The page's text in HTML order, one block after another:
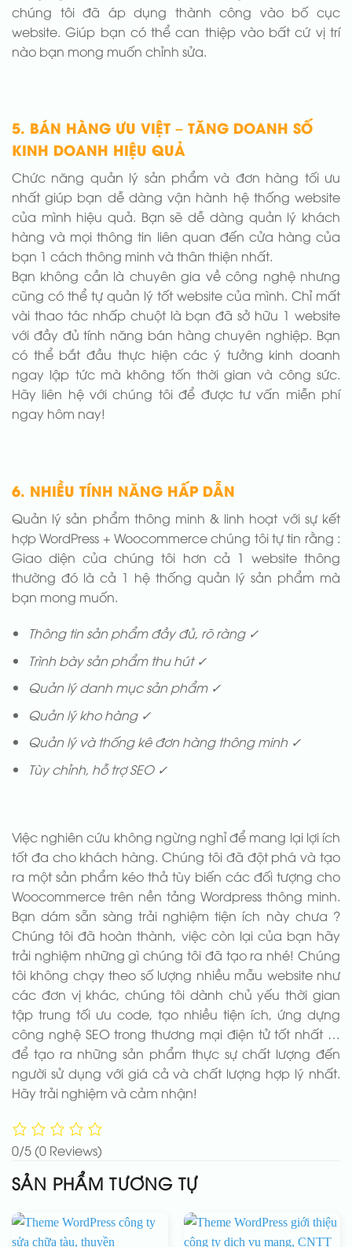
chúng tôi đã áp dụng thành công vào bố cục
website. Giúp bạn có thể can thiệp vào bất cứ vị trí
nào bạn mong muốn chỉnh sửa.
5. BÁN HÀNG ƯU VIỆT – TĂNG DOANH SỐ
KINH DOANH HIỆU QUẢ
Chức năng quản lý sản phẩm và đơn hàng tối ưu
nhất giúp bạn dễ dàng vận hành hệ thống website
của mình hiệu quả. Bạn sẽ dễ dàng quản lý khách
hàng và mọi thông tin liên quan đến cửa hàng của
bạn 1 cách thông minh và thân thiện nhất.
Bạn không cần là chuyên gia về công nghệ nhưng
cũng có thể tự quản lý tốt website của mình. Chỉ mất
vài thao tác nhấp chuột là bạn đã sở hữu 1 website
với đầy đủ tính năng bán hàng chuyên nghiệp. Bạn
có thể bắt đầu thực hiện các ý tưởng kinh doanh
ngay lập tức mà không tốn thời gian và công sức.
Hãy liên hệ với chúng tôi để được tư vấn miễn phí
ngay hôm nay!
6. NHIỀU TÍNH NĂNG HẤP DẪN
Quản lý sản phẩm thông minh & linh hoạt với sự kết
hợp WordPress + Woocommerce chúng tôi tự tin rằng :
Giao diện của chúng tôi hơn cả 1 website thông
thường đó là cả 1 hệ thống quản lý sản phẩm mà
bạn mong muốn.
Thông tin sản phẩm đầy đủ, rõ ràng ✓
Trình bày sản phẩm thu hút ✓
Quản lý danh mục sản phẩm ✓
Quản lý kho hàng ✓
Quản lý và thống kê đơn hàng thông minh ✓
Tùy chỉnh, hỗ trợ SEO ✓
Việc nghiên cứu không ngừng nghỉ để mang lại lợi ích
tốt đa cho khách hàng. Chúng tôi đã đột phá và tạo
ra một sản phẩm kéo thả tùy biến các đối tượng cho
Woocommerce trên nền tảng Wordpress thông minh.
Bạn dám sẵn sàng trải nghiệm tiện ích này chưa ?
Chúng tôi đã hoàn thành, việc còn lại của bạn hãy
trải nghiệm những gì chúng tôi đã tạo ra nhé! Chúng
tôi không chạy theo số lượng nhiều mẫu website như
các đơn vị khác, chúng tôi dành chủ yếu thời gian
tập trung tối ưu code, tạo nhiều tiện ích, ứng dựng
công nghệ SEO trong thương mại điện tử tốt nhất …
để tạo ra những sản phẩm thực sự chất lượng đến
người sử dụng với giá cả và chất lượng hợp lý nhất.
Hãy trải nghiệm và cảm nhận!
0/5(0 Reviews)
SẢN PHẨM TƯƠNG TỰ